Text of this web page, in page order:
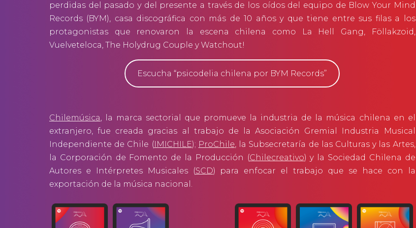
perdidas del pasado y del presente a través de los oídos del equipo de Blow Your Mind
Records (BYM), casa discográfica con más de 10 años y que tiene entre sus filas a los
protagonistas que renovaron la escena chilena como La Hell Gang, Föllakzoid,
Vuelveteloca, The Holydrug Couple y Watchout!
Escucha “psicodelia chilena por BYM Records”
Chilemúsica, la marca sectorial que promueve la industria de la música chilena en el
extranjero, fue creada gracias al trabajo de la Asociación Gremial Industria Musical
Independiente de Chile ( IMICHILE); ProChile, la Subsecretaría de las Culturas y las Artes,
la Corporación de Fomento de la Producción (Chilecreativo) y la Sociedad Chilena de
Autores e Intérpretes Musicales (SCD) para enfocar el trabajo que se hace con la
exportación de la música nacional.